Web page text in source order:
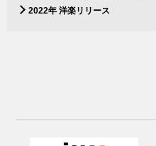
2022年 洋楽リリース